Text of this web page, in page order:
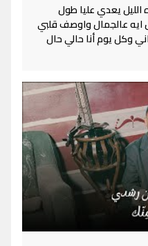
الليل يعدي عليا طول
ايه عالجمال واوصف قلبي
وكل يوم أنا حالي حال